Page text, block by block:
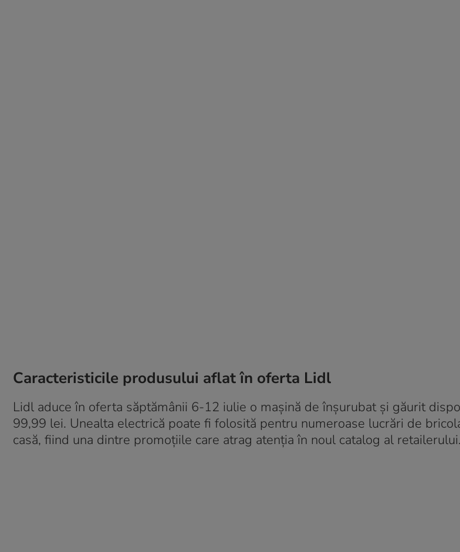
Caracteristicile produsului aflat în oferta Lidl
Lidl aduce în oferta săptămânii 6-12 iulie o mașină de înșurubat și găurit
99,99 lei. Unealta electrică poate fi folosită pentru numeroase lucrări de
casă, fiind una dintre promoțiile care atrag atenția în noul catalog al retailerului.